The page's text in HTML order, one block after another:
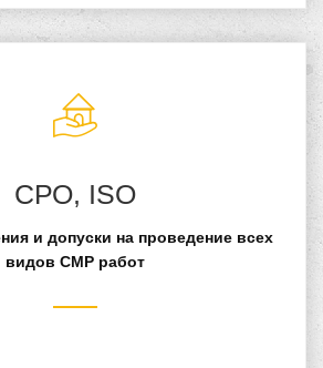
СРО, ISO
и допуски на проведение всех
видов СМР работ